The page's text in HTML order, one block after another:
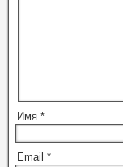
Имя *
Email *